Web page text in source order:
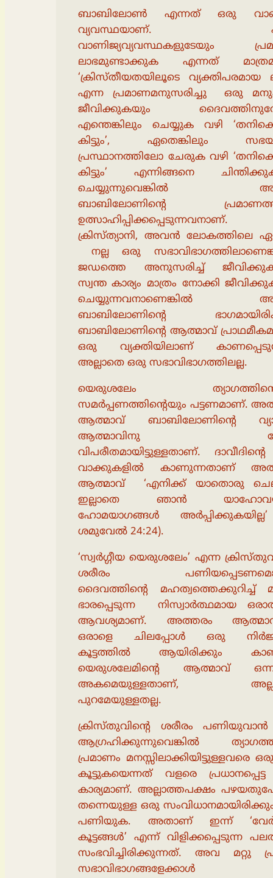
ബാബിലോണ്‍ എന്നത് ഒരു
വ്യവസ്ഥയാണ്.
വാണിജ്യവ്യവസ്ഥകളുടേയും
ലാഭമുണ്ടാക്കുക എന്നത്
‘ക്രിസ്തീയതയിലൂടെ വ്യക്തിപരമായ
എന്ന പ്രമാണമനുസരിച്ചു ഒരു
ജീവിക്കുകയും
എന്തെങ്കിലും ചെയ്യുക വഴി
കിട്ടും’, ഏതെങ്കിലും
പ്രസ്ഥാനത്തിലോ ചേരുക വഴി
കിട്ടും’ എന്നിങ്ങനെ
ചെയ്യുന്നുവെങ്കില്‍
ബാബിലോണിന്റെ
ക്രിസ്ത്യാനി, അവന്‍ ലോകത്തിലെ
നല്ല ഒരു
ജഡത്തെ അനുസരിച്ച്
സ്വന്ത കാര്യം മാത്രം നോക്കി
ചെയ്യുന്നവനാണെങ്കില്‍
ബാബിലോണിന്റെ
ബാബിലോണിന്റെ ആത്മാവ്
ഒരു വ്യക്തിയിലാണ്
അല്ലാതെ ഒരു സഭാവിഭാഗത്തിലല്ല.
യെരുശലേം
സമര്‍പ്പണത്തിന്റെയും പട്ടണമാണ്.
ആത്മാവ് ബാബിലോണിന്റെ
ആത്മാവിനു
വിപരീതമായിട്ടുള്ളതാണ്.
വാക്കുകളില്‍ കാണുന്നതാണ്
ആത്മാവ് ‘എനിക്ക് യാതൊരു
ഇല്ലാതെ ഞാന്‍
ഹോമയാഗങ്ങള്‍
ശമുവേല്‍ 24:24).
‘സ്വര്‍ഗ്ഗീയ യെരുശലേം’ എന്ന
ശരീരം
ദൈവത്തിന്റെ മഹത്വത്തെക്കുറിച്ച്
ഭാരപ്പെടുന്ന നിസ്വാര്‍ത്ഥമായ
ആവശ്യമാണ്. അത്തരം
ഒരാളെ ചിലപ്പോള്‍ ഒരു
കൂട്ടത്തില്‍ ആയിരിക്കും
യെരുശലേമിന്റെ ആത്മാവ്
അകമെയുള്ളതാണ്,
പുറമേയുള്ളതല്ല.
ക്രിസ്തുവിന്റെ ശരീരം പണിയുവാന്‍
ആഗ്രഹിക്കുന്നുവെങ്കില്‍
പ്രമാണം മനസ്സിലാക്കിയിട്ടുള്ളവരെ
കൂട്ടുകയെന്നത് വളരെ
കാര്യമാണ്. അല്ലാത്തപക്ഷം
തന്നെയുള്ള ഒരു
പണിയുക. അതാണ് ഇന്ന്
കൂട്ടങ്ങള്‍’ എന്ന് വിളിക്കപ്പെടുന്ന
സംഭവിച്ചിരിക്കുന്നത്. അവ മറ്റു
സഭാവിഭാഗങ്ങളേക്കാള്‍